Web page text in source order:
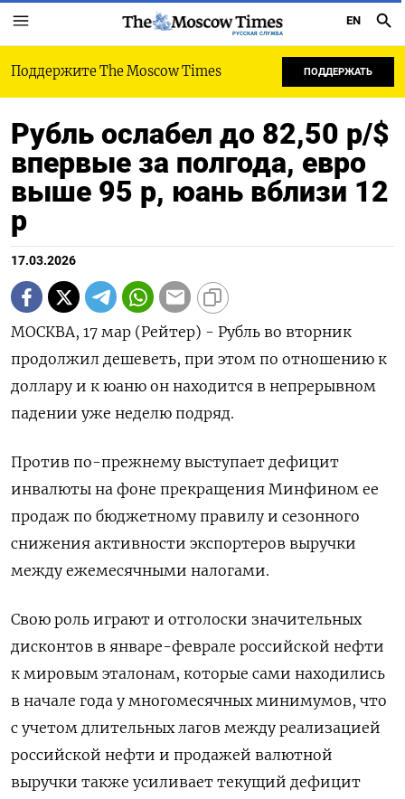
РУССКАЯ СЛУЖБА
EN
Поддержите The Moscow Times ПОДДЕРЖАТЬ
Рубль ослабел до 82,50 р/$
впервые за полгода, евро
выше 95 р, юань вблизи 12
р
17.03.2026
МОСКВА, 17 мар (Рейтер) - Рубль во вторник
продолжил дешеветь, при этом по отношению к
доллару и к юаню он находится в непрерывном
падении уже неделю подряд.
Против по-прежнему выступает дефицит
инвалюты на фоне прекращения Минфином ее
продаж по бюджетному правилу и сезонного
снижения активности экспортеров выручки
между ежемесячными налогами.
Свою ‌роль играют и отголоски значительных
дисконтов в январе-феврале российской нефти
к мировым эталонам, которые сами находились
в начале года у многомесячных минимумов, что
с учетом длительных лагов между реализацией
российской нефти и продажей валютной
выручки также усиливает текущий дефицит